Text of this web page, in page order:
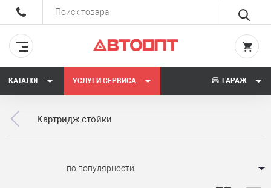
КАТАЛОГ УСЛУГИ СЕРВИСА ГАРАЖ
Картридж стойки